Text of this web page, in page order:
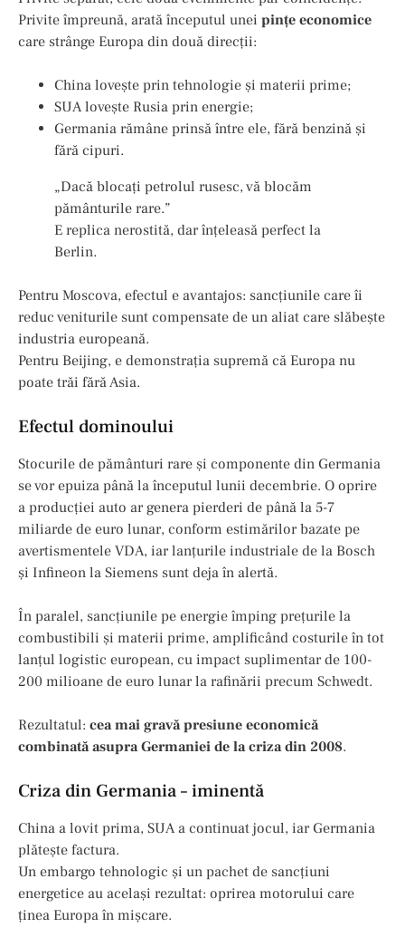
Privite împreună, arată începutul unei pințe economice
care strânge Europa din două direcții:
China lovește prin tehnologie și materii prime;
SUA lovește Rusia prin energie;
Germania rămâne prinsă între ele, fără benzină și
fără cipuri.
„Dacă blocați petrolul rusesc, vă blocăm
pământurile rare.”
E replica nerostită, dar înțeleasă perfect la
Berlin.
Pentru Moscova, efectul e avantajos: sancțiunile care îi
reduc veniturile sunt compensate de un aliat care slăbește
industria europeană.
Pentru Beijing, e demonstrația supremă că Europa nu
poate trăi fără Asia.
Efectul dominoului
Stocurile de pământuri rare și componente din Germania
se vor epuiza până la începutul lunii decembrie. O oprire
a producției auto ar genera pierderi de până la 5-7
miliarde de euro lunar, conform estimărilor bazate pe
avertismentele VDA, iar lanțurile industriale de la Bosch
și Infineon la Siemens sunt deja în alertă.
În paralel, sancțiunile pe energie împing prețurile la
combustibili și materii prime, amplificând costurile în tot
lanțul logistic european, cu impact suplimentar de 100-
200 milioane de euro lunar la rafinării precum Schwedt.
Rezultatul: cea mai gravă presiune economică
combinată asupra Germaniei de la criza din 2008.
Criza din Germania – iminentă
China a lovit prima, SUA a continuat jocul, iar Germania
plătește factura.
Un embargo tehnologic și un pachet de sancțiuni
energetice au același rezultat: oprirea motorului care
ținea Europa în mișcare.